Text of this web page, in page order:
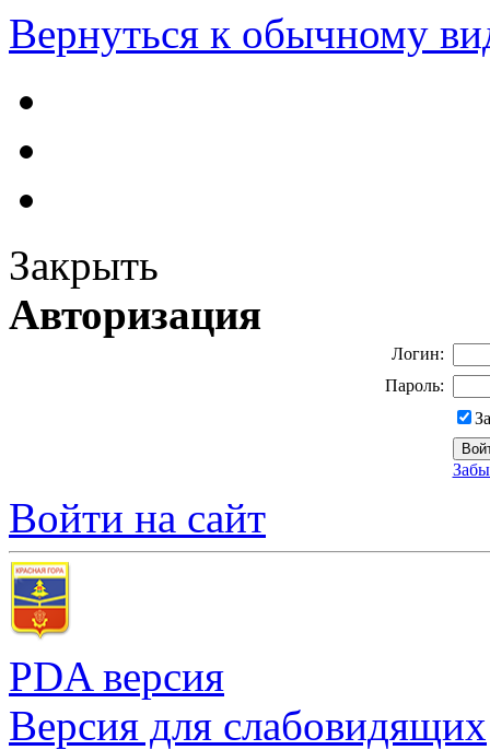
Вернуться к обычному
Закрыть
Авторизация
Логин:
Пароль:
Войти на сайт
PDA версия
Версия для слабовидящих